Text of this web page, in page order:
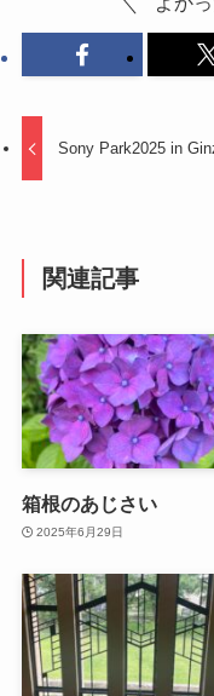
Sony Park2025 in
関連記事
箱根のあじさい
2025年6月29日